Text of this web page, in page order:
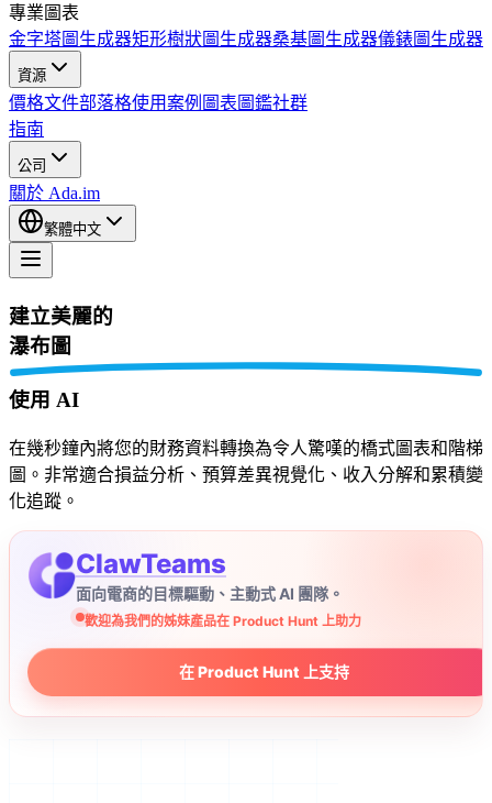
專業圖表
金字塔圖生成器矩形樹狀圖生成器桑基圖生成器儀錶圖生成器
資源
價格文件部落格使用案例 圖表圖鑑社群
指南
公司
關於 Ada.im
繁體中文
建立美麗的
瀑布圖
使用 AI
在幾秒鐘內將您的財務資料轉換為令人驚嘆的橋式圖表和階梯
圖。非常適合損益分析、預算差異視覺化、收入分解和累積變
化追蹤。
ClawTeams
面向電商的目標驅動、主動式 AI 團隊。
歡迎為我們的姊妹產品在 Product Hunt 上助力
在 Product Hunt 上支持